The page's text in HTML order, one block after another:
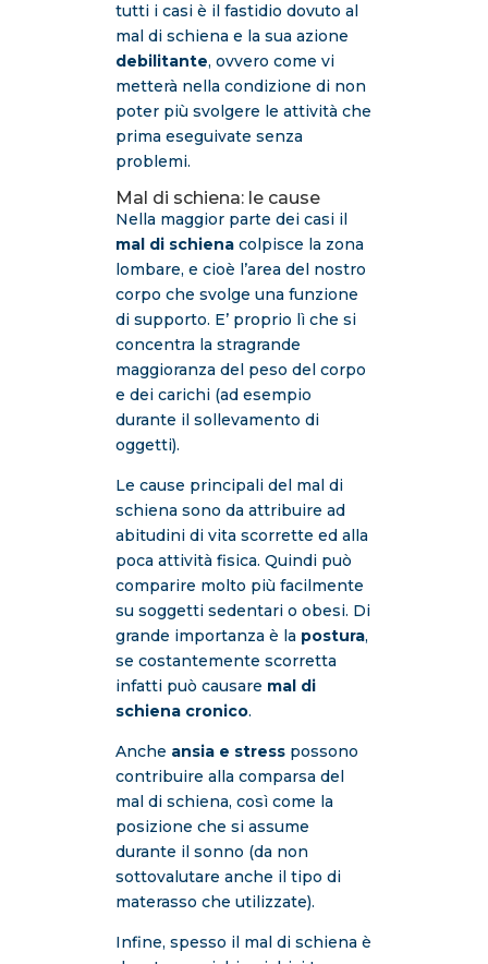
tutti i casi è il fastidio dovuto al
mal di schiena e la sua azione
debilitante, ovvero come vi
metterà nella condizione di non
poter più svolgere le attività che
prima eseguivate senza
problemi.
Mal di schiena: le cause
Nella maggior parte dei casi il
mal di schienacolpisce la zona
lombare, e cioè l’area del nostro
corpo che svolge una funzione
di supporto. E’ proprio lì che si
concentra la stragrande
maggioranza del peso del corpo
e dei carichi (ad esempio
durante il sollevamento di
oggetti).
Le cause principali del mal di
schiena sono da attribuire ad
abitudini di vita scorrette ed alla
poca attività fisica. Quindi può
comparire molto più facilmente
su soggetti sedentari o obesi. Di
grande importanza è la postura,
se costantemente scorretta
infatti può causare mal di
schiena cronico.
Anche ansia e stresspossono
contribuire alla comparsa del
mal di schiena, così come la
posizione che si assume
durante il sonno (da non
sottovalutare anche il tipo di
materasso che utilizzate).
Infine, spesso il mal di schiena è